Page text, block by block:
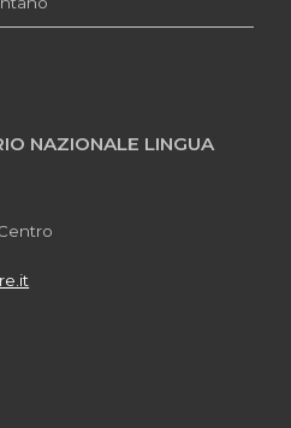
NAZIONALE LINGUA